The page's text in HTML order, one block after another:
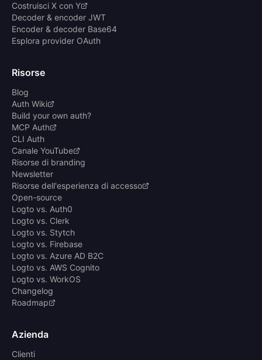
Costruisci X con Y
Decoder & encoder JWT
Encoder & decoder Base64
Esplora provider OAuth
Risorse
Blog
Auth Wiki
Build your own auth?
MCP Auth
CLI Auth
Canale YouTube
Risorse di branding
Newsletter
Risorse dell'esperienza di accesso
Open-source
Logto vs. Auth0
Logto vs. Clerk
Logto vs. Stytch
Logto vs. Firebase
Logto vs. Azure AD B2C
Logto vs. AWS Cognito
Logto vs. WorkOS
Changelog
Roadmap
Azienda
Clienti